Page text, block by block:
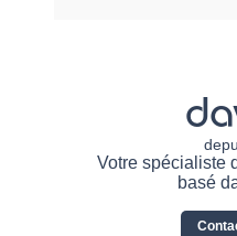
Votre spécialiste
basé